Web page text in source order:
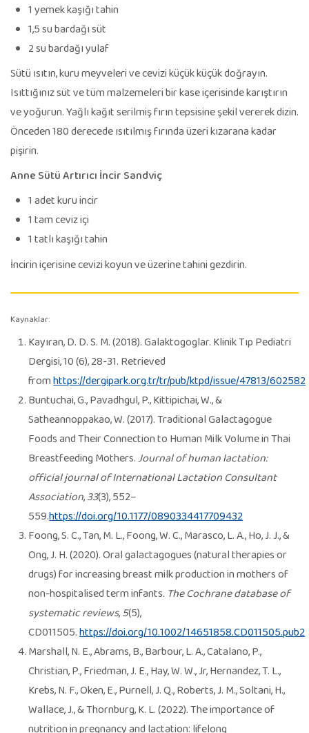
1 yemek kaşığı tahin
1,5 su bardağı süt
2 su bardağı yulaf
Sütü ısıtın, kuru meyveleri ve cevizi küçük küçük doğrayın.
Isıttığınız süt ve tüm malzemeleri bir kase içerisinde karıştırın
ve yoğurun. Yağlı kağıt serilmiş fırın tepsisine şekil vererek dizin.
Önceden 180 derecede ısıtılmış fırında üzeri kızarana kadar
pişirin.
Anne Sütü Artırıcı İncir Sandviç
1 adet kuru incir
1 tam ceviz içi
1 tatlı kaşığı tahin
İncirin içerisine cevizi koyun ve üzerine tahini gezdirin.
Kaynaklar:
Kayıran, D. D. S. M. (2018). Galaktogoglar. Klinik Tıp Pediatri
Dergisi, 10 (6), 28-31. Retrieved
fromhttps://dergipark.org.tr/tr/pub/ktpd/issue/47813/602582
Buntuchai, G., Pavadhgul, P., Kittipichai, W., &
Satheannoppakao, W. (2017). Traditional Galactagogue
Foods and Their Connection to Human Milk Volume in Thai
Breastfeeding Mothers.Journal of human lactation:
official journal of International Lactation Consultant
Association,33(3), 552–
559.https://doi.org/10.1177/0890334417709432
Foong, S. C., Tan, M. L., Foong, W. C., Marasco, L. A., Ho, J. J., &
Ong, J. H. (2020). Oral galactagogues (natural therapies or
drugs) for increasing breast milk production in mothers of
non-hospitalised term infants. The Cochrane database of
systematic reviews,5(5),
CD011505.https://doi.org/10.1002/14651858.CD011505.pub2
Marshall, N. E., Abrams, B., Barbour, L. A., Catalano, P.,
Christian, P., Friedman, J. E., Hay, W. W., Jr, Hernandez, T. L.,
Krebs, N. F., Oken, E., Purnell, J. Q., Roberts, J. M., Soltani, H.,
Wallace, J., & Thornburg, K. L. (2022). The importance of
nutrition in pregnancy and lactation: lifelong